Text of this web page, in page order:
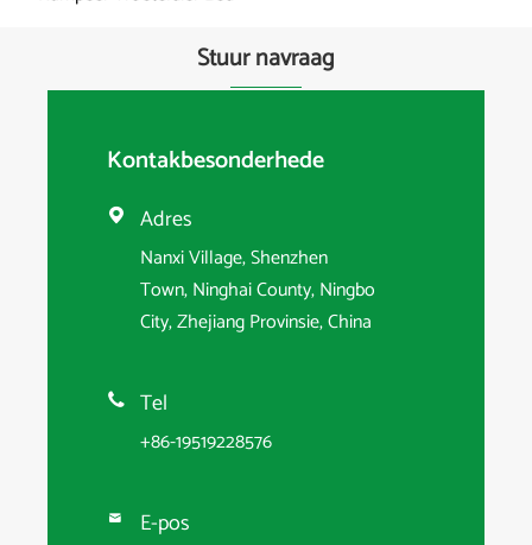
Stuur navraag
Kontakbesonderhede
 Adres
Nanxi Village, Shenzhen
Town, Ninghai County, Ningbo
City, Zhejiang Provinsie, China
 Tel
+86-19519228576
 E-pos